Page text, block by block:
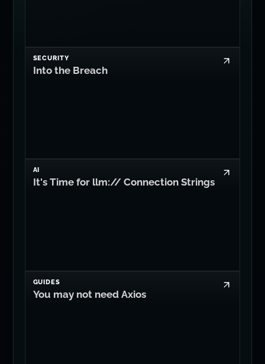
SECURITY
Into the Breach
AI
It's Time for llm:// Connection Strings
GUIDES
You may not need Axios